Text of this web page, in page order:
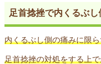
足首捻挫で内くるぶ
内くるぶし側の痛みに限
足首捻挫の対処をする上